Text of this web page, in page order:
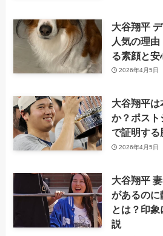
大谷翔平
人気の理
る素顔と安
2026年4月5日
大谷翔平
か？ポスト
で証明する
2026年4月5日
大谷翔平
があるのに
とは？印
説